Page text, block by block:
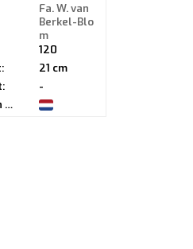
Fa. W. van
Berkel-Blo
m
120
21 cm
-
Land van herkomst: